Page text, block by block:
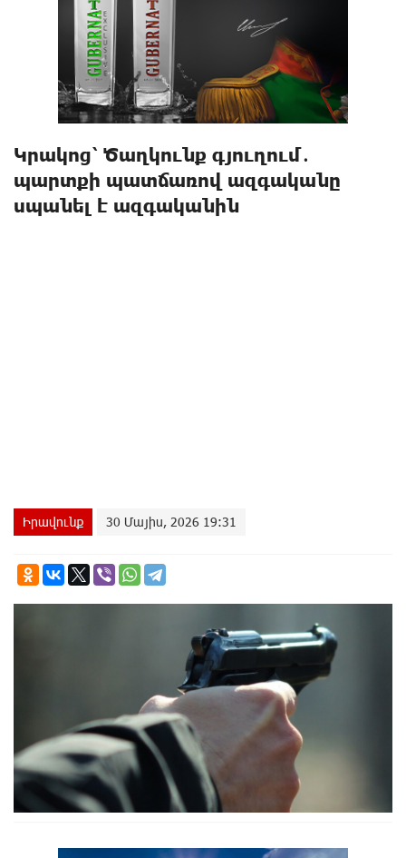
Կրակnց՝ Ծաղկունք գյուղում․
պարտքի պատճառով ազգականը
uպանել է ազգականին
Իրավունք 30 Մայիս, 2026 19:31